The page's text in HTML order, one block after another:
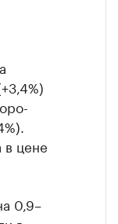
в цене
0,9–